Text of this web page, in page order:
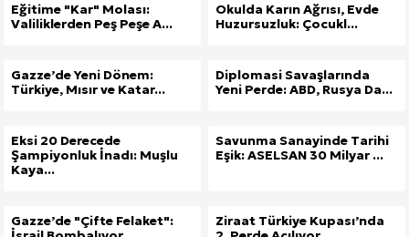
Eğitime "Kar" Molası:
Valiliklerden Peş Peşe A...
Okulda Karın Ağrısı, Evde
Huzursuzluk: Çocukl...
Gazze’de Yeni Dönem:
Türkiye, Mısır ve Katar...
Diplomasi Savaşlarında
Yeni Perde: ABD, Rusya Da...
Eksi 20 Derecede
Şampiyonluk İnadı: Muşlu
Kaya...
Savunma Sanayinde Tarihi
Eşik: ASELSAN 30 Milyar ...
Gazze’de "Çifte Felaket":
Ziraat Türkiye Kupası’nda